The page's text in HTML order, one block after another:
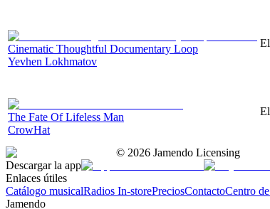
Cinematic Thoughtful Documentary Loop
Yevhen Lokhmatov
The Fate Of Lifeless Man
CrowHat
© 2026 Jamendo Licensing
Descargar la app
Enlaces útiles
Catálogo musicalRadios In-storePreciosContactoCentro
Jamendo